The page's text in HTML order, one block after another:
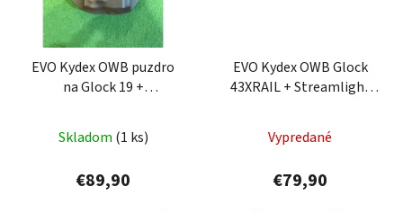
EVO Kydex OWB puzdro
na Glock 19 +
Skladom (1 ks)
€89,90
EVO Kydex OWB Glock
43XRAIL + Streamlight
Vypredané
€79,90